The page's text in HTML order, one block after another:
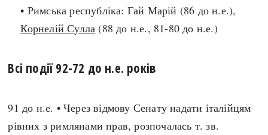
Культура і мистецтво
Наука, освіта і техніка
Подорожі і відкриття
Політика
Україна незалежна
Хронологія
Темні віки
Високе Середньовіччя
• Римська республіка: Гай Марій (86 до н.е.),
Корнелій Сулла (88 до н.е., 81-80 до н.е.)
Всі події 92-72 до н.е. років
91 до н.е. • Через відмову Сенату надати італійцям
рівних з римлянами прав, розпочалась т. зв.